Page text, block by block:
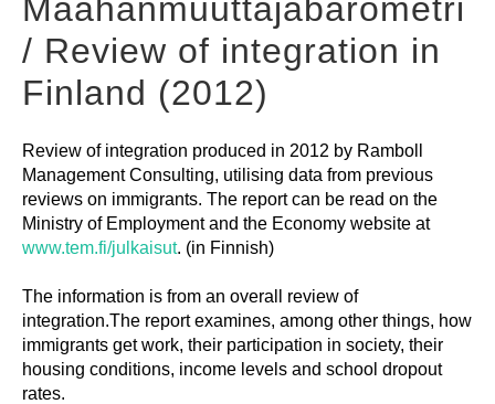
Maahanmuuttajabarometri
/ Review of integration in
Finland (2012)
Review of integration produced in 2012 by Ramboll
Management Consulting, utilising data from previous
reviews on immigrants. The report can be read on the
Ministry of Employment and the Economy website at
www.tem.fi/julkaisut. (in Finnish)
The information is from an overall review of
integration.The report examines, among other things, how
immigrants get work, their participation in society, their
housing conditions, income levels and school dropout
rates.